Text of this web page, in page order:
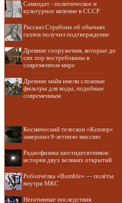
Самиздат - политическое и
культурное явление в СССР
Рассказ Страбона об обычаях
галлов получил подтверждение
Древние сооружения, которые до
сих пор востребованы в
современном мире
Древние майя имели сложные
фильтры для воды, подобные
современным
Космический телескоп «Кеплер»
завершил 9-летнюю миссию
Радиофизика шестидесятников:
история двух великих открытий
Робопчёлка «Bumble» — полёты
внутри МКС
Негативные последствия